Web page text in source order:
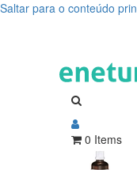
Saltar para o conteúdo
0 Items